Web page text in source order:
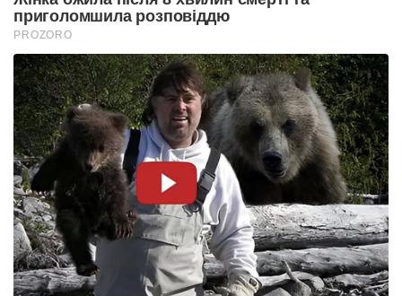
приголомшила розповіддю
PROZORO